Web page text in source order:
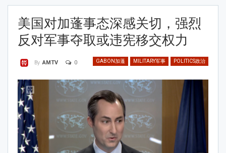
美国对加蓬事态深感关切，强烈
反对军事夺取或违宪移交权力
GABON加蓬 MILITARY军事 POLITICS政治
By AMTV 0